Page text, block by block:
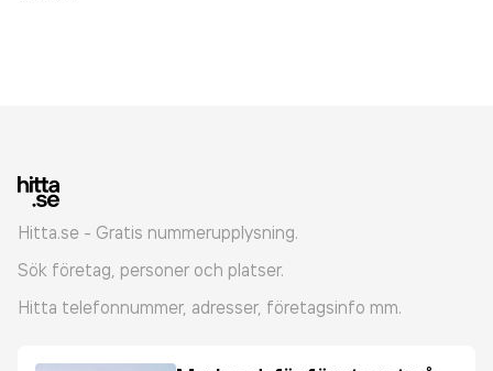
Hitta.se - Gratis nummerupplysning.
Sök företag, personer och platser.
Hitta telefonnummer, adresser, företagsinfo mm.